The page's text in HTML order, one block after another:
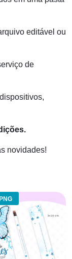
editável ou
de
novidades!